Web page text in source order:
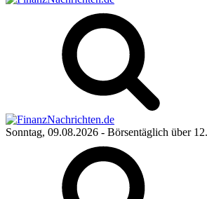
Sonntag, 09.08.2026 - Börsentäglich über